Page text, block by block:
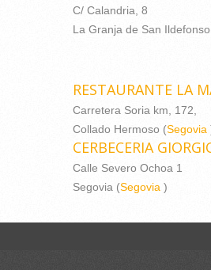
C/ Calandria, 8
La Granja de San
RESTAURANTE LA
Carretera Soria km, 172,
Collado Hermoso (Segovia
CERBECERIA
Calle Severo Ochoa 1
Segovia (Segovia )